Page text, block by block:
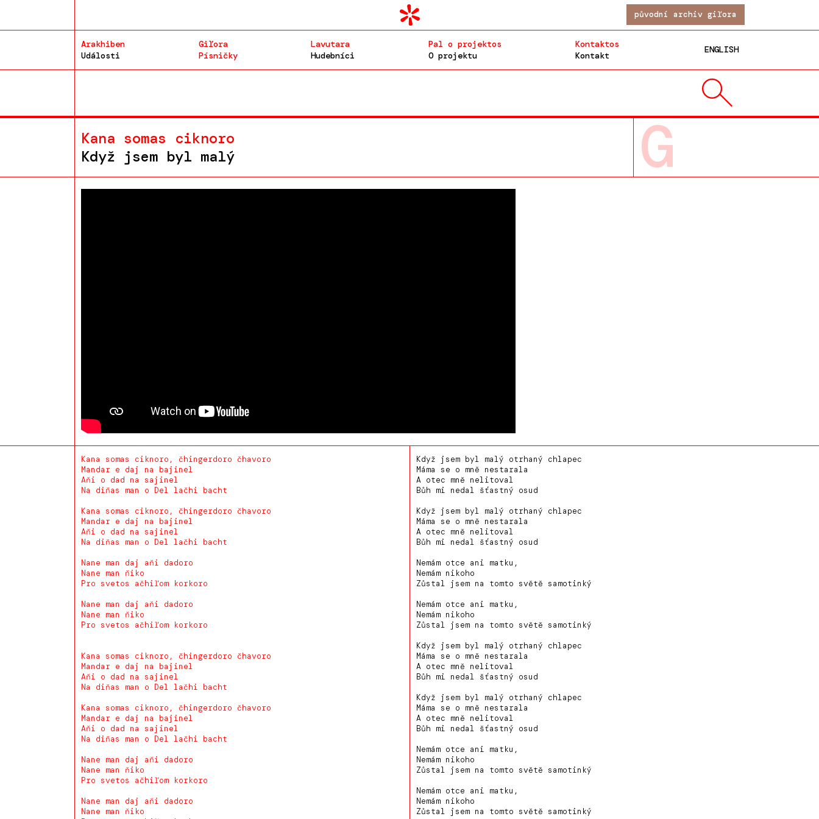
původní archiv giľora
Arakhiben
Události
Giľora
Písničky
Lavutara
Hudebníci
Pal o projektos
O projektu
Kontaktos
Kontakt
ENGLISH
Kana somas ciknoro
Když jsem byl malý
G
Kana somas ciknoro, čhingerdoro čhavoro
Mandar e daj na bajinel
Aňi o dad na sajinel
Na diňas man o Del lačhi bacht
Kana somas ciknoro, čhingerdoro čhavoro
Mandar e daj na bajinel
Aňi o dad na sajinel
Na diňas man o Del lačhi bacht
Nane man daj aňi dadoro
Nane man ňiko
Pro svetos ačhiľom korkoro
Nane man daj aňi dadoro
Nane man ňiko
Pro svetos ačhiľom korkoro
Kana somas ciknoro, čhingerdoro čhavoro
Mandar e daj na bajinel
Aňi o dad na sajinel
Na diňas man o Del lačhi bacht
Kana somas ciknoro, čhingerdoro čhavoro
Mandar e daj na bajinel
Aňi o dad na sajinel
Na diňas man o Del lačhi bacht
Nane man daj aňi dadoro
Nane man ňiko
Pro svetos ačhiľom korkoro
Nane man daj aňi dadoro
Nane man ňiko
Když jsem byl malý otrhaný chlapec
Máma se o mně nestarala
A otec mně nelitoval
Bůh mi nedal šťastný osud
Když jsem byl malý otrhaný chlapec
Máma se o mně nestarala
A otec mně nelitoval
Bůh mi nedal šťastný osud
Nemám otce ani matku,
Nemám nikoho
Zůstal jsem na tomto světě samotinký
Nemám otce ani matku,
Nemám nikoho
Zůstal jsem na tomto světě samotinký
Když jsem byl malý otrhaný chlapec
Máma se o mně nestarala
A otec mně nelitoval
Bůh mi nedal šťastný osud
Když jsem byl malý otrhaný chlapec
Máma se o mně nestarala
A otec mně nelitoval
Bůh mi nedal šťastný osud
Nemám otce ani matku,
Nemám nikoho
Zůstal jsem na tomto světě samotinký
Nemám otce ani matku,
Nemám nikoho
Zůstal jsem na tomto světě samotinký